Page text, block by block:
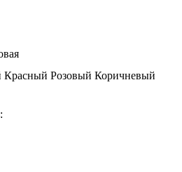
Красный Розовый Коричневый